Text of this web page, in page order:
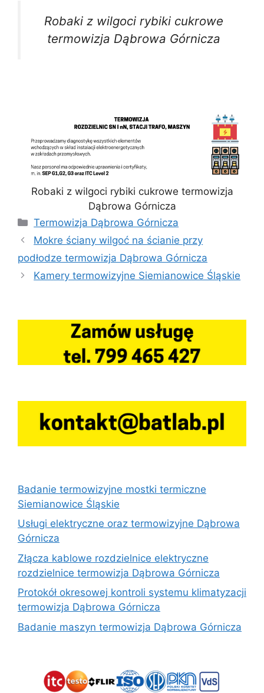
Robaki z wilgoci rybiki cukrowe
termowizja Dąbrowa Górnicza
Robaki z wilgoci rybiki cukrowe termowizja
Dąbrowa Górnicza
Kategorie
Termowizja Dąbrowa Górnicza
Mokre ściany wilgoć na ścianie przy
podłodze termowizja Dąbrowa Górnicza
Kamery termowizyjne Siemianowice Śląskie
Badanie termowizyjne mostki termiczne
Siemianowice Śląskie
Usługi elektryczne oraz termowizyjne Dąbrowa
Górnicza
Złącza kablowe rozdzielnice elektryczne
rozdzielnice termowizja Dąbrowa Górnicza
Protokół okresowej kontroli systemu klimatyzacji
termowizja Dąbrowa Górnicza
Badanie maszyn termowizja Dąbrowa Górnicza